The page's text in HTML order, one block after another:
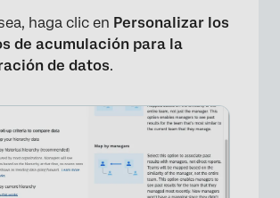
haga clic en Personalizar los
de acumulación para la
de datos.